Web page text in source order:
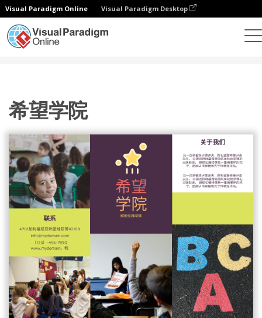
Visual Paradigm Online Visual Paradigm Desktop
希望学院